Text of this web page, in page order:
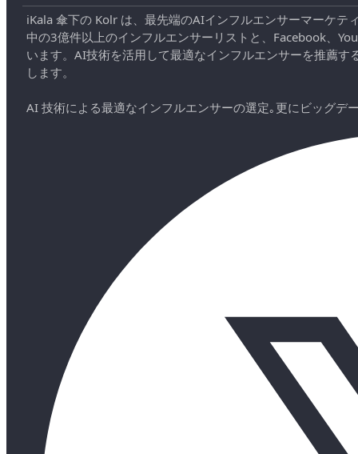
iKala 傘下の Kolr は、最先端のAIインフルエンサーマーケ
中の3億件以上のインフルエンサーリストと、Facebook、
います。AI技術を活用して最適なインフルエンサーを推薦
します。
AI 技術による最適なインフルエンサーの選定｡更にビッグデ